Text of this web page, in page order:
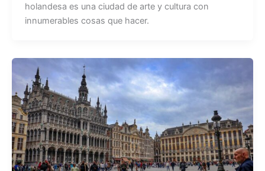
holandesa es una ciudad de arte y cultura con
innumerables cosas que hacer.